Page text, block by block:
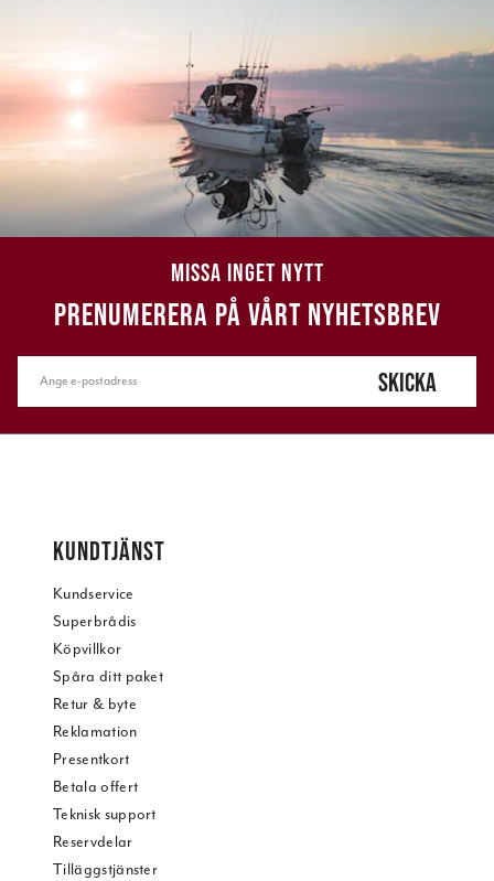
MISSA INGET NYTT
PRENUMERERA PÅ VÅRT NYHETSBREV
SKICKA
KUNDTJÄNST
Kundservice
Superbrådis
Köpvillkor
Spåra ditt paket
Retur & byte
Reklamation
Presentkort
Betala offert
Teknisk support
Reservdelar
Tilläggstjänster